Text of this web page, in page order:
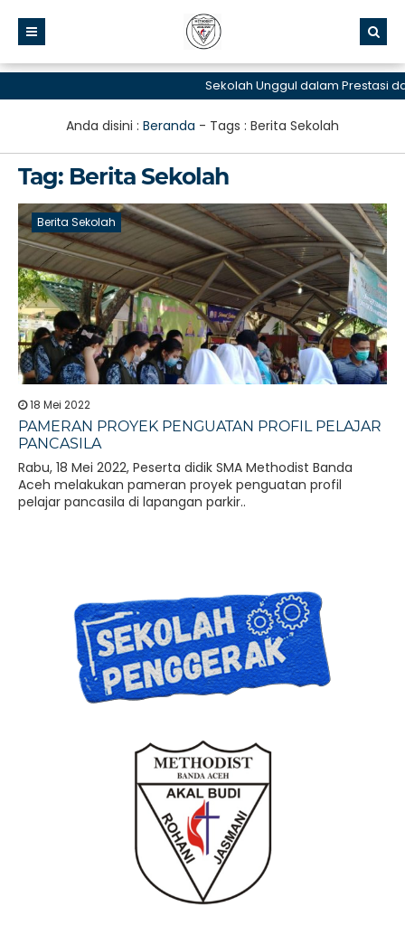
Sekolah Unggul dalam Prestasi
Anda disini : Beranda - Tags : Berita Sekolah
Tag: Berita Sekolah
Berita Sekolah
18 Mei 2022
PAMERAN PROYEK PENGUATAN PROFIL PELAJAR
PANCASILA
Rabu, 18 Mei 2022, Peserta didik SMA Methodist Banda
Aceh melakukan pameran proyek penguatan profil
pelajar pancasila di lapangan parkir..